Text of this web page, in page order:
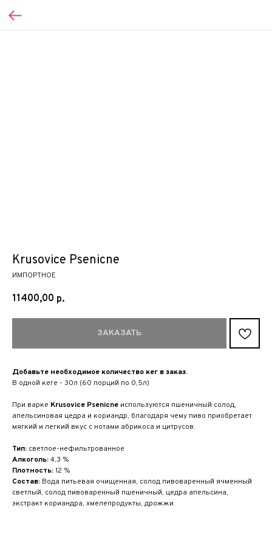
Krusovice Psenicne
ИМПОРТНОЕ
11400,00 р.
ЗАКАЗАТЬ
Добавьте необходимое количество кег в заказ.
В одной кеге - 30л (60 порций по 0,5л)
При варке Krusovice Psenicne используются пшеничный солод,
апельсиновая цедра и кориандр, благодаря чему пиво приобретает
мягкий и легкий вкус с нотами абрикоса и цитрусов.
Тип: светлое-нефильтрованное
Алкоголь:4,3 %
Плотность:12 %
Состав: Вода питьевая очищенная, солод пивоваренный ячменный
светлый, солод пивоваренный пшеничный, цедра апельсина,
экстракт кориандра, хмелепродукты, дрожжи.